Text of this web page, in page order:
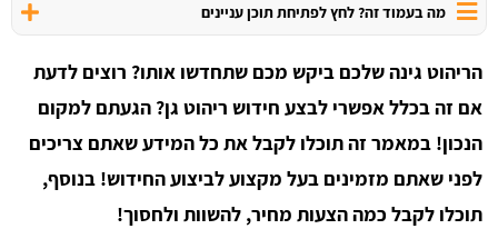
מה בעמוד זה? לחץ לפתיחת תוכן עניינים
הריהוט גינה שלכם ביקש מכם שתחדשו אותו? רוצים לדעת
אם זה בכלל אפשרי לבצע חידוש ריהוט גן? הגעתם למקום
הנכון! במאמר זה תוכלו לקבל את כל המידע שאתם צריכים
לפני שאתם מזמינים בעל מקצוע לביצוע החידוש! בנוסף,
תוכלו לקבל כמה הצעות מחיר, להשוות ולחסוך!